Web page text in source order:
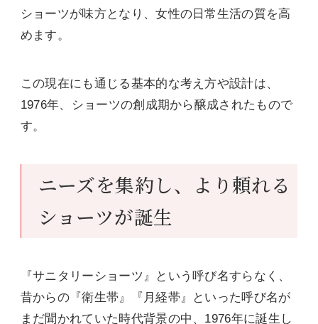
ショーツが味方となり、女性の日常生活の質を高
めます。
この現在にも通じる基本的な考え方や設計は、
1976年、ショーツの創成期から醸成されたもので
す。
ニーズを集約し、より頼れる
ショーツが誕生
『サニタリーショーツ』という呼び名すらなく、
昔からの『衛生帯』『月経帯』といった呼び名が
まだ聞かれていた時代背景の中、1976年に誕生し